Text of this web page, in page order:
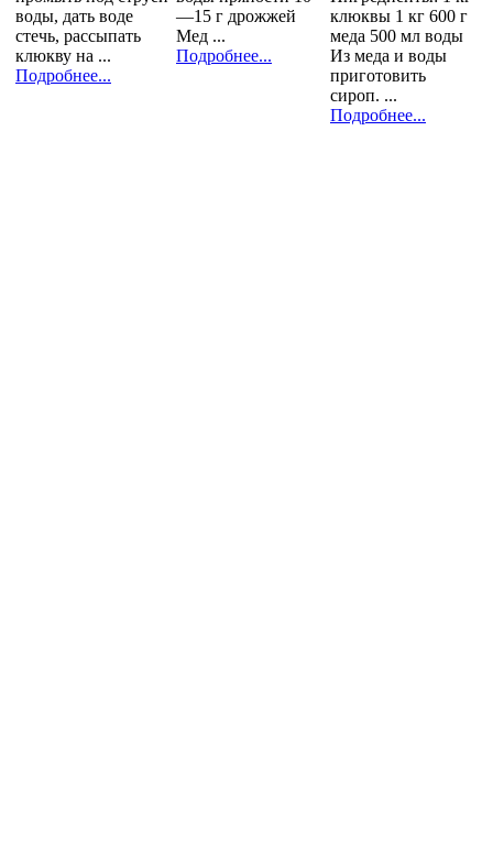
воды, дать воде
стечь, рассыпать
клюкву на ...
Подробнее...
—15 г дрожжей
Мед ...
Подробнее...
клюквы 1 кг 600 г
меда 500 мл воды
Из меда и воды
приготовить
сироп. ...
Подробнее...